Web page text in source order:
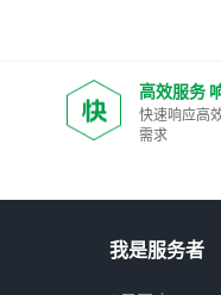
高效服务
快速响应高
需求
我是服务者